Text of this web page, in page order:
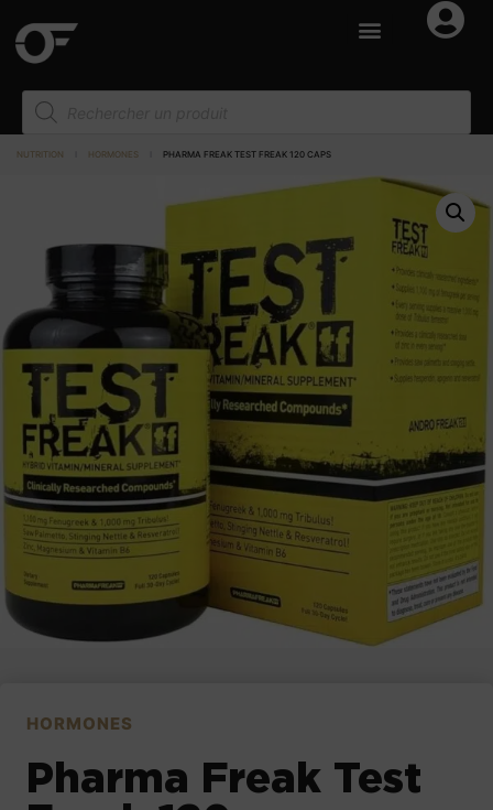
NUTRITION HORMONES PHARMA FREAK TEST FREAK 120 CAPS
HORMONES
Pharma Freak Test